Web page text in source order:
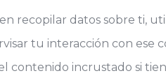
recopilar datos sobre ti,
tu interacción con
contenido incrustado si